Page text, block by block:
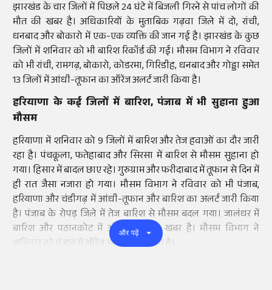
झारखंड के चार जिलों में पिछले 24 घंटे में बिजली गिरने से पांच लोगों की
मौत की खबर है। अधिकारियों के मुताबिक गढ़वा जिले में दो, रांची,
धनबाद और बोकारो में एक-एक व्यक्ति की जान गई है। झारखंड के कुछ
जिलों में शनिवार को भी बारिश रिकॉर्ड की गई। मौसम विभाग ने रविवार
को भी रांची, रामगढ़, बोकारो, कोडरमा, गिरिडीह, धनबाद और गोड्डा समेत
13 जिलों में आंधी-तूफान का ऑरेंज अलर्ट जारी किया है।
हरियाणा के कई जिलों में बारिश, पंजाब में भी सुहाना हुआ
मौसम
हरियाणा में शनिवार को 9 जिलों में बारिश और तेज हवाओं का दौर जारी
रहा है। पंचकूला, फतेहाबाद और सिरसा में बारिश से मौसम सुहाना हो
गया। हिसार में बादल छाए रहे। गुरुग्राम और फरीदाबाद में तूफान से दिन में
ही रात जैसा नजारा हो गया। मौसम विभाग ने रविवार को भी पंजाब,
हरियाणा और चंडीगढ़ में आंधी-तूफान और बारिश का अलर्ट जारी किया
है। पंजाब के रोपड़ जिले में तेज बारिश से मौसम बदल गया। जालंधर में
बारिश और पठानकोट में ओलावृ्ष्टि की खबर है। मौसम विभाग ने
शनिवार को पंजाब में ऑरेंज अलर्ट जारी किया है।
और पढ़ें